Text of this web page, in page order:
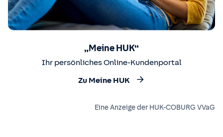
„Meine HUK“
Ihr persönliches Online-Kundenportal
Zu Meine HUK
Eine Anzeige der HUK-COBURG VVaG